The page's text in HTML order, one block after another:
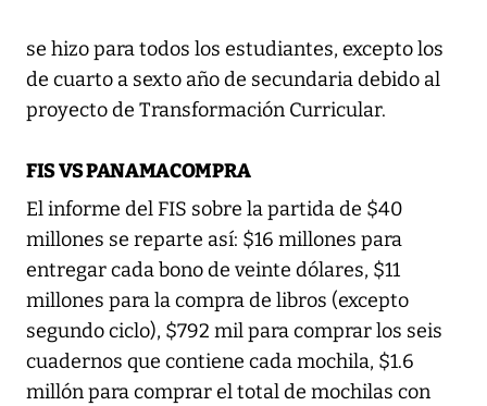
se hizo para todos los estudiantes, excepto los
de cuarto a sexto año de secundaria debido al
proyecto de Transformación Curricular.
FIS VS PANAMACOMPRA
El informe del FIS sobre la partida de $40
millones se reparte así: $16 millones para
entregar cada bono de veinte dólares, $11
millones para la compra de libros (excepto
segundo ciclo), $792 mil para comprar los seis
cuadernos que contiene cada mochila, $1.6
millón para comprar el total de mochilas con